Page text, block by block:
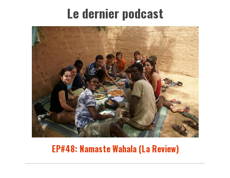
Le dernier podcast
EP#48: Namaste Wahala (La Review)